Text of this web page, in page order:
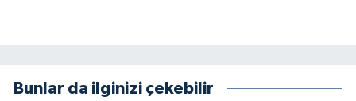
Bunlar da ilginizi çekebilir
HEDEF2020